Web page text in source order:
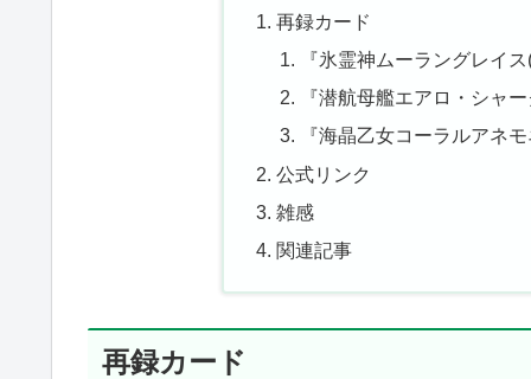
再録カード
『氷霊神ムーラングレイ
『潜航母艦エアロ・シャ
『海晶乙女コーラルアネ
公式リンク
雑感
関連記事
再録カード